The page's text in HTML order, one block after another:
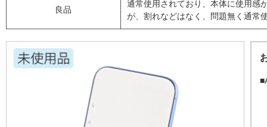
良品
通常使用されており、本体に使用感
が、割れなどはなく、問題無く通常